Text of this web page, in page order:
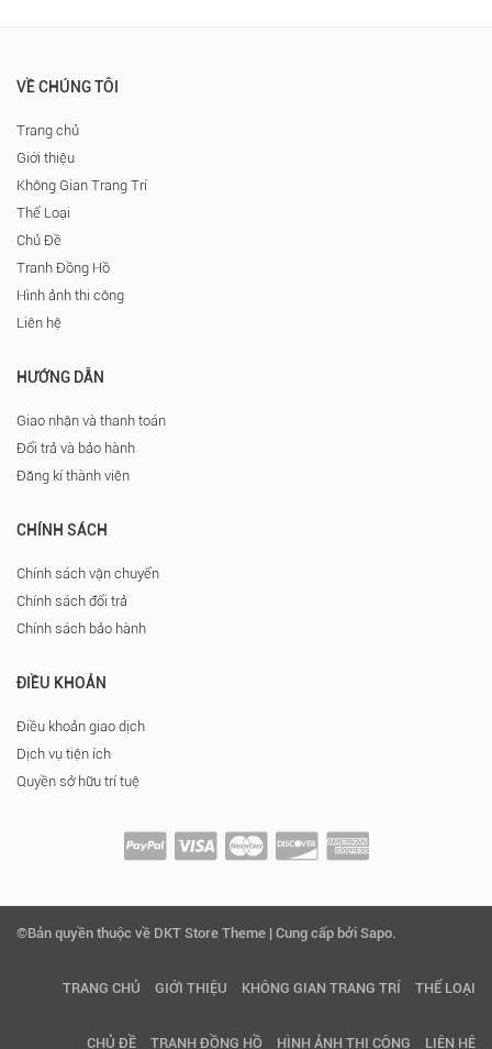
VỀ CHÚNG TÔI
Trang chủ
Giới thiệu
Không Gian Trang Trí
Thể Loại
Chủ Đề
Tranh Đồng Hồ
Hình ảnh thi công
Liên hệ
HƯỚNG DẪN
Giao nhận và thanh toán
Đổi trả và bảo hành
Đăng kí thành viên
CHÍNH SÁCH
Chính sách vận chuyển
Chính sách đổi trả
Chính sách bảo hành
ĐIỀU KHOẢN
Điều khoản giao dịch
Dịch vụ tiện ích
Quyền sở hữu trí tuệ
©Bản quyền thuộc về DKT Store Theme | Cung cấp bởi Sapo.
TRANG CHỦ GIỚI THIỆU KHÔNG GIAN TRANG TRÍ THỂ LOẠI
CHỦ ĐỀ TRANH ĐỒNG HỒ HÌNH ẢNH THI CÔNG LIÊN HỆ